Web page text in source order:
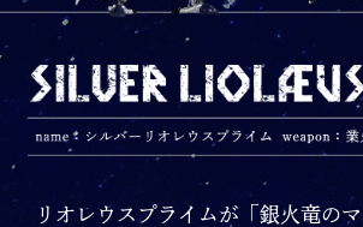
リオレウスプライムが「銀火竜の